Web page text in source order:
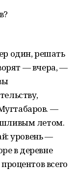
один, решать
— вчера, —
—
летом.
уровень —
в деревне
всего